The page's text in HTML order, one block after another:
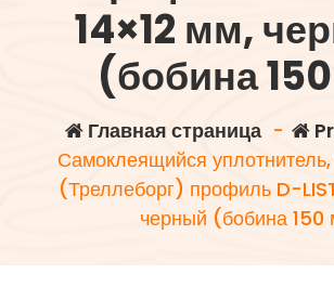
14×12 мм,
(бобина
Главная страница -
Самоклеящийся
(Треллеборг) профиль D-
черный (бобина 150